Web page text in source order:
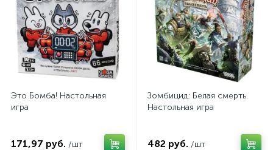
Это Бомба! Настольная
игра
171,97 руб. /шт
Зомбицид: Белая смерть.
Настольная игра
482 руб. /шт